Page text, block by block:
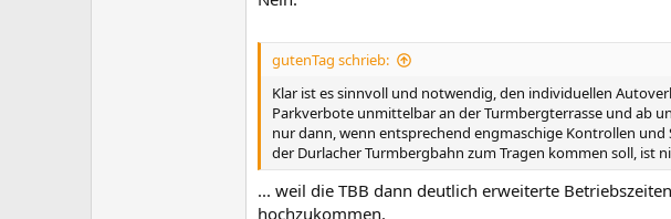
gutenTag schrieb:
Klar ist es sinnvoll und notwendig, den individuellen
Parkverbote unmittelbar an der Turmbergterrasse und ab
nur dann, wenn entsprechend engmaschige Kontrollen
der Durlacher Turmbergbahn zum Tragen kommen soll, ist
... weil die TBB dann deutlich erweiterte
hochzukommen.